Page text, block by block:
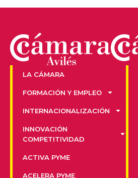
LA CÁMARA
FORMACIÓN Y EMPLEO
INTERNACIONALIZACIÓN
INNOVACIÓN
COMPETITIVIDAD
ACTIVA PYME
ACELERA PYME